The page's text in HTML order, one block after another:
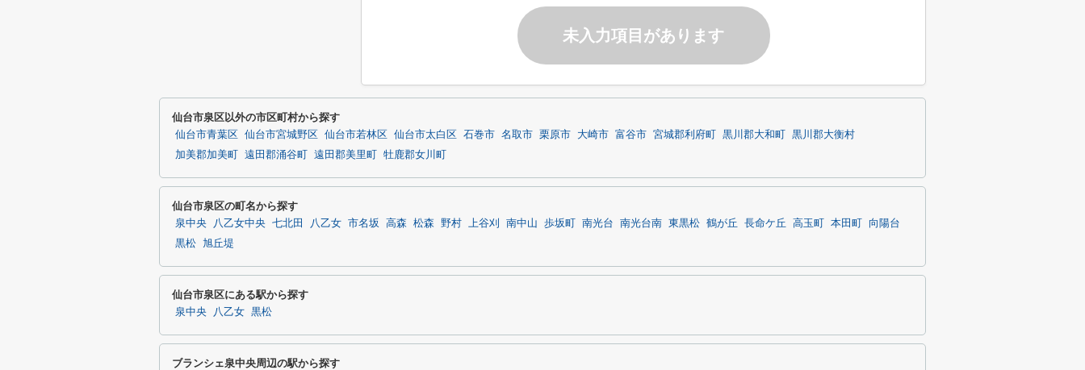
未入力項目があります
仙台市泉区以外の市区町村から探す
仙台市青葉区 仙台市宮城野区 仙台市若林区 仙台市太白区 石巻市 名取市 栗原市 大崎市 富谷市 宮城郡利府町 黒川郡大和町
黒川郡大衡村
加美郡加美町
遠田郡涌谷町 遠田郡美里町 牡鹿郡女川町
仙台市泉区の町名から探す
泉中央 八乙女中央 七北田 八乙女 市名坂 高森 松森 野村 上谷刈 南中山 歩坂町 南光台 南光台南 東黒松 鶴が丘 長命ケ丘 高玉町 本田町
向陽台
黒松 旭丘堤
仙台市泉区にある駅から探す
泉中央 八乙女 黒松
ブランシェ泉中央周辺の駅から探す